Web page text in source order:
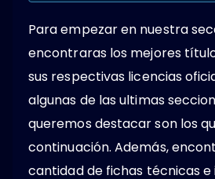
Para empezar en nuestra
encontraras los mejores
sus respectivas licencias
algunas de las ultimas
queremos destacar son los
continuación. Además,
cantidad de fichas técnicas e